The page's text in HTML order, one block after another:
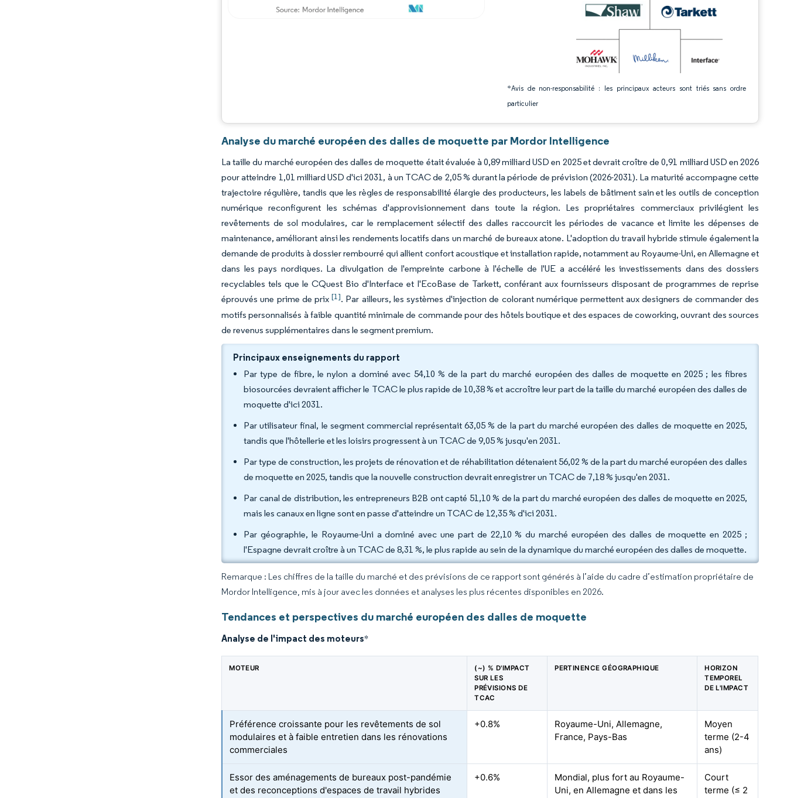
*Avis de non-responsabilité : les principaux acteurs sont triés sans ordre
particulier
Analyse du marché européen des dalles de moquette par Mordor Intelligence
La taille du marché européen des dalles de moquette était évaluée à 0,89 milliard USD en 2025 et devrait croître de 0,91 milliard USD en 2026
pour atteindre 1,01 milliard USD d'ici 2031, à un TCAC de 2,05 % durant la période de prévision (2026-2031). La maturité accompagne cette
trajectoire régulière, tandis que les règles de responsabilité élargie des producteurs, les labels de bâtiment sain et les outils de conception
numérique reconfigurent les schémas d'approvisionnement dans toute la région. Les propriétaires commerciaux privilégient les
revêtements de sol modulaires, car le remplacement sélectif des dalles raccourcit les périodes de vacance et limite les dépenses de
maintenance, améliorant ainsi les rendements locatifs dans un marché de bureaux atone. L'adoption du travail hybride stimule également la
demande de produits à dossier rembourré qui allient confort acoustique et installation rapide, notamment au Royaume-Uni, en Allemagne et
dans les pays nordiques. La divulgation de l'empreinte carbone à l'échelle de l'UE a accéléré les investissements dans des dossiers
recyclables tels que le CQuest Bio d'Interface et l'EcoBase de Tarkett, conférant aux fournisseurs disposant de programmes de reprise
éprouvés une prime de prix[1]. Par ailleurs, les systèmes d'injection de colorant numérique permettent aux designers de commander des
motifs personnalisés à faible quantité minimale de commande pour des hôtels boutique et des espaces de coworking, ouvrant des sources
de revenus supplémentaires dans le segment premium.
Principaux enseignements du rapport
Par type de fibre, le nylon a dominé avec 54,10 % de la part du marché européen des dalles de moquette en 2025 ; les fibres
biosourcées devraient afficher le TCAC le plus rapide de 10,38 % et accroître leur part de la taille du marché européen des dalles de
moquette d'ici 2031.
Par utilisateur final, le segment commercial représentait 63,05 % de la part du marché européen des dalles de moquette en 2025,
tandis que l'hôtellerie et les loisirs progressent à un TCAC de 9,05 % jusqu'en 2031.
Par type de construction, les projets de rénovation et de réhabilitation détenaient 56,02 % de la part du marché européen des dalles
de moquette en 2025, tandis que la nouvelle construction devrait enregistrer un TCAC de 7,18 % jusqu'en 2031.
Par canal de distribution, les entrepreneurs B2B ont capté 51,10 % de la part du marché européen des dalles de moquette en 2025,
mais les canaux en ligne sont en passe d'atteindre un TCAC de 12,35 % d'ici 2031.
Par géographie, le Royaume-Uni a dominé avec une part de 22,10 % du marché européen des dalles de moquette en 2025 ;
l'Espagne devrait croître à un TCAC de 8,31 %, le plus rapide au sein de la dynamique du marché européen des dalles de moquette.
Remarque : Les chiffres de la taille du marché et des prévisions de ce rapport sont générés à l’aide du cadre d’estimation propriétaire de
Mordor Intelligence, mis à jour avec les données et analyses les plus récentes disponibles en 2026.
Tendances et perspectives du marché européen des dalles de moquette
Analyse de l'impact des moteurs*
MOTEUR
(~) % D'IMPACT
SUR LES
PRÉVISIONS DE
TCAC
PERTINENCE GÉOGRAPHIQUE
HORIZON
TEMPOREL
DE L'IMPACT
Préférence croissante pour les revêtements de sol
modulaires et à faible entretien dans les rénovations
commerciales
+0.8%
Royaume-Uni, Allemagne,
France, Pays-Bas
Moyen
terme (2-4
ans)
Essor des aménagements de bureaux post-pandémie
et des reconceptions d'espaces de travail hybrides
+0.6%
Mondial, plus fort au Royaume-
Uni, en Allemagne et dans les
Court
terme (≤ 2